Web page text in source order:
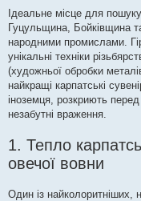
Ідеальне місце для
Гуцульщина, Бойківщина
народними промислами.
унікальні техніки
(художньої обробки
найкращі карпатські
іноземця, розкриють
незабутні враження.
1. Тепло
овечої вовни
Один із найколоритніших,